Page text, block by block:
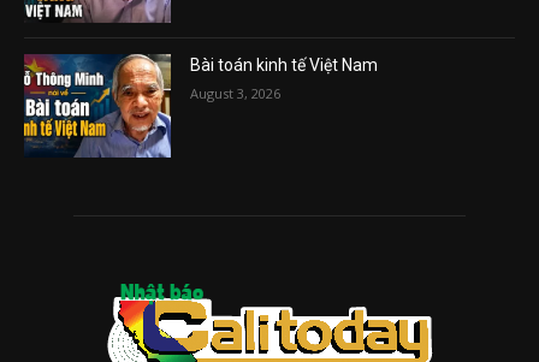
Bài toán kinh tế Việt Nam
August 3, 2026